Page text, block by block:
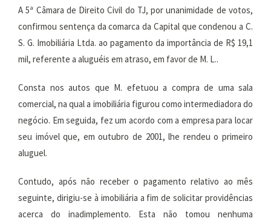
A 5ª Câmara de Direito Civil do TJ, por unanimidade de votos,
confirmou sentença da comarca da Capital que condenou a C.
S. G. Imobiliária Ltda. ao pagamento da importância de R$ 19,1
mil, referente a aluguéis em atraso, em favor de M. L..
Consta nos autos que M. efetuou a compra de uma sala
comercial, na qual a imobiliária figurou como intermediadora do
negócio. Em seguida, fez um acordo com a empresa para locar
seu imóvel que, em outubro de 2001, lhe rendeu o primeiro
aluguel.
Contudo, após não receber o pagamento relativo ao mês
seguinte, dirigiu-se à imobiliária a fim de solicitar providências
acerca do inadimplemento. Esta não tomou nenhuma